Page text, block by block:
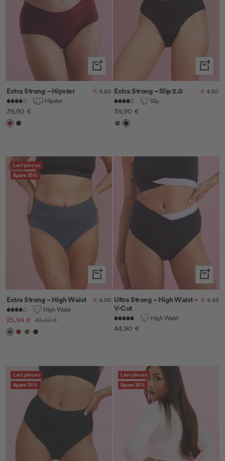
Schnellansicht
Extra Strong – Hipster
4.60
Hipster
Angebotspreis
39,90 €
CherrySchwarz
Extra Strong – Slip 2.0
4.50
Slip
Angebotspreis
39,90 €
LeoSchwarz
Last pieces
Spare 35%
Schnellansicht
Extra Strong – High Waist
4.00
High Waist
Angebotspreis
25,94 € Regulärer
Preis
39,90 €
Anthrazit
Cherry
LeoSchwarz
Ultra Strong – High Waist –
V-Cut
4.43
High Waist
Angebotspreis
44,90 €
Last pieces
Spare 35%
Last pieces
Spare 35%